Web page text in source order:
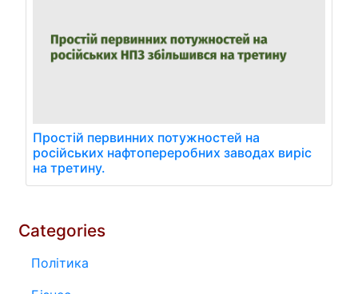
Простій первинних потужностей на
російських нафтопереробних заводах виріс
на третину.
Categories
Політика